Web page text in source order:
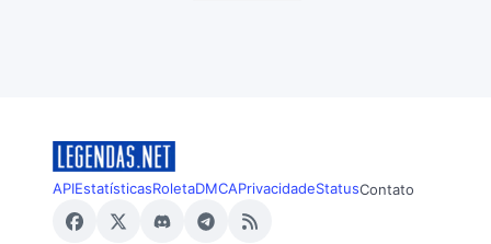
APIEstatísticasRoletaDMCAPrivacidadeStatusContato